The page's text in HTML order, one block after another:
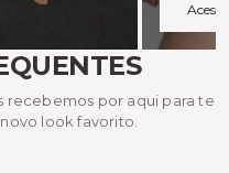
recebemos por aqui para te
look favorito.